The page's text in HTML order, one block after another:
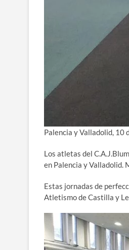
Palencia y Valladolid, 10
Los atletas del
en Palencia y Valladolid.
Estas jornadas de
Atletismo de Castilla y